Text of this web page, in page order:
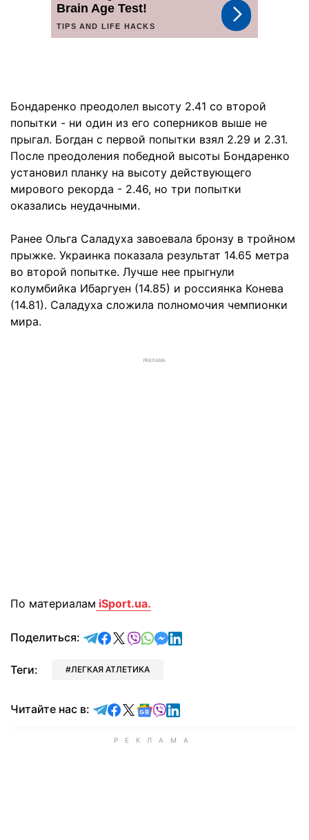
Бондаренко преодолел высоту 2.41 со второй
попытки - ни один из его соперников выше не
прыгал. Богдан с первой попытки взял 2.29 и 2.31​​.
После преодоления победной высоты Бондаренко
установил планку на высоту действующего
мирового рекорда - 2.46, но три попытки
оказались неудачными.
Ранее Ольга Саладуха завоевала бронзу в тройном
прыжке. Украинка показала результат 14.65 метра
во второй попытке. Лучше нее прыгнули
колумбийка Ибаргуен (14.85) и россиянка Конева
(14.81). Саладуха сложила полномочия чемпионки
мира.
РЕКЛАМА
По материалам iSport.ua.
Поделиться: отправить в Telegram
поделиться в Facebook
поделиться в X
отправить в Viber
отправить в Whatsapp
отправить в Messenger
отправить в LinkedIn
Теги: ЛЕГКАЯ АТЛЕТИКА
Читайте нас в: Читайте в Telegram
Читайте в Facebook
Читайте в X
Читайте в Google news
Читайте в Viber
Читайте в LinkedIn